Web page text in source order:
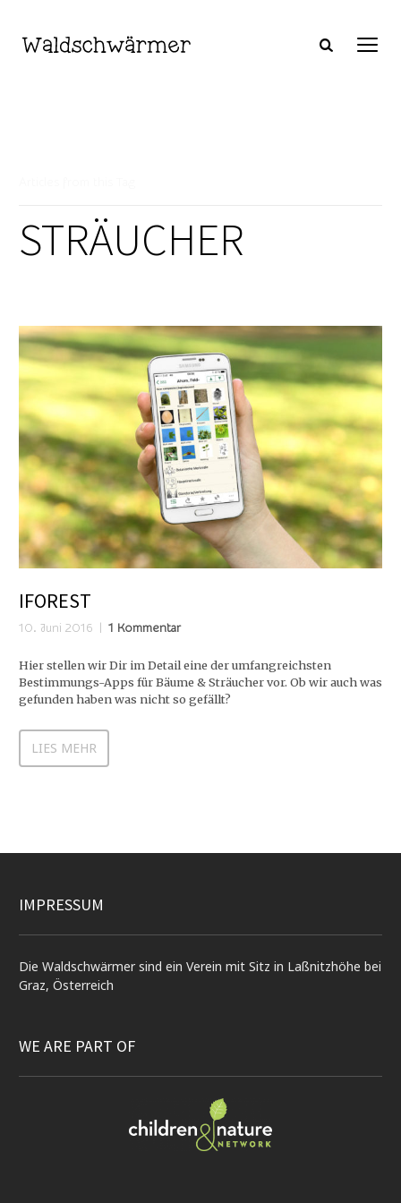
STRÄUCHER
IFOREST
10. Juni 2016 1 Kommentar
Hier stellen wir Dir im Detail eine der umfangreichsten
Bestimmungs-Apps für Bäume & Sträucher vor. Ob wir auch was
gefunden haben was nicht so gefällt?
LIES MEHR
IMPRESSUM
Die Waldschwärmer sind ein Verein mit Sitz in Laßnitzhöhe bei
Graz, Österreich
WE ARE PART OF